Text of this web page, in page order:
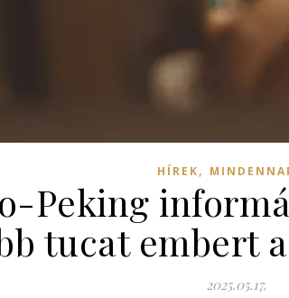
HÍREK,
Peking
tucat embert
2025.05.17.